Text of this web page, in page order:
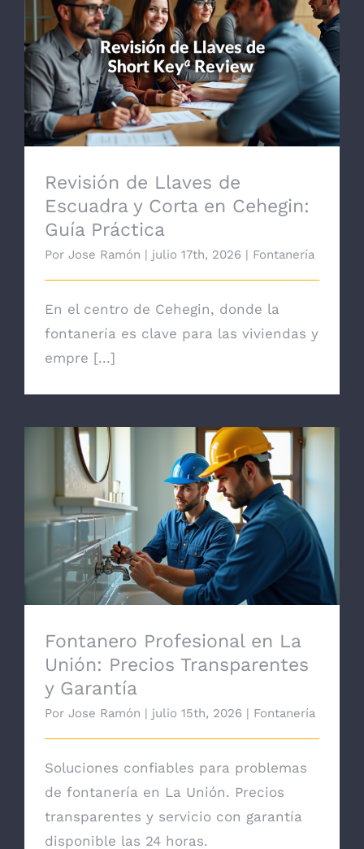
Revisión de Llaves de Escuadra y Corta en
Cehegin: Guía Práctica
Revisión de Llaves de
Escuadra y Corta en Cehegin:
Guía Práctica
Por Jose Ramón | julio 17th, 2026 | Fontanería
En el centro de Cehegin, donde la
fontanería es clave para las viviendas y
empre [...]
Fontanero Profesional en La Unión:
Precios Transparentes y Garantía
Fontanero Profesional en La
Unión: Precios Transparentes
y Garantía
Por Jose Ramón | julio 15th, 2026 | Fontanería
Soluciones confiables para problemas
de fontanería en La Unión. Precios
transparentes y servicio con garantía
disponible las 24 horas.